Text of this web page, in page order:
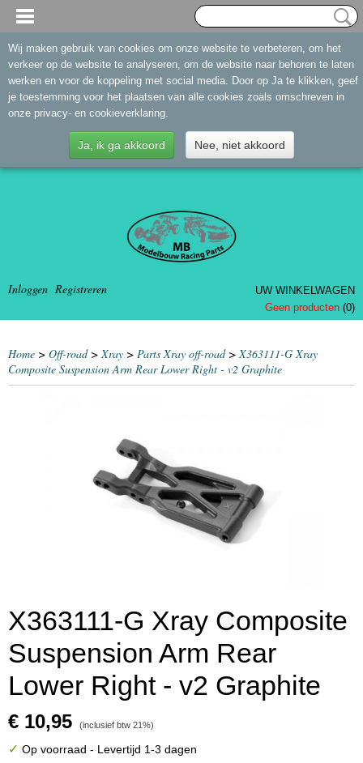
Inloggen Registreren
UW WINKELWAGEN
Geen producten (0)
Home > Off-road>Xray > Parts Xray off-road>X363111-G Xray
Composite Suspension Arm Rear Lower Right - v2 Graphite
X363111-G Xray Composite
Suspension Arm Rear
Lower Right - v2 Graphite
€ 10,95 (inclusief btw 21%)
✓ Op voorraad - Levertijd 1-3 dagen
Wij maken gebruik van cookies om onze website te verbeteren, om het
verkeer op de website te analyseren, om de website naar behoren te laten
werken en voor de koppeling met social media. Door op Ja te klikken, geef
je toestemming voor het plaatsen van alle cookies zoals omschreven in
onze privacy- en cookieverklaring.
Ja, ik ga akkoord Nee, niet akkoord